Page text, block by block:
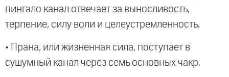
пингало канал отвечает за выносливость,
терпение, силу воли и целеустремленность.
• Прана, или жизненная сила, поступает в
сушумный канал через семь основных чакр.